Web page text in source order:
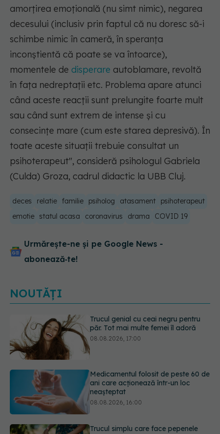
amorțirea emoțională (nu simt nimic), negarea
decesului (inclusiv prin faptul că nu doresc să-i
schimbe nimic în cameră, în speranța
inconștientă că poate se va întoarce),
momentele de disperare autoblamare, revoltă
în fața nedreptații etc. Problema apare atunci
când aceste reacții sunt prelungite foarte mult
sau când sunt extrem de intense și cu
consecințe mare (cum este starea depresivă). În
toate aceste situații trebuie consultat un
psihoterapeut", consideră psihologul Gabriela
(Culda) Groza, cadrul didactic la UBB Cluj.
deces relatie familie psiholog atasament
psihoterapeut
emotie statul acasa coronavirus drama COVID 19
Urmărește-ne și pe Google News -
abonează‑te!
NOUTĂȚI
Medicamentul folosit de peste 60 de
ani care acționează într-un loc
Trucul simplu care face pepenele
verde mult mai ușor de tăiat
08.08.2026, 15:32